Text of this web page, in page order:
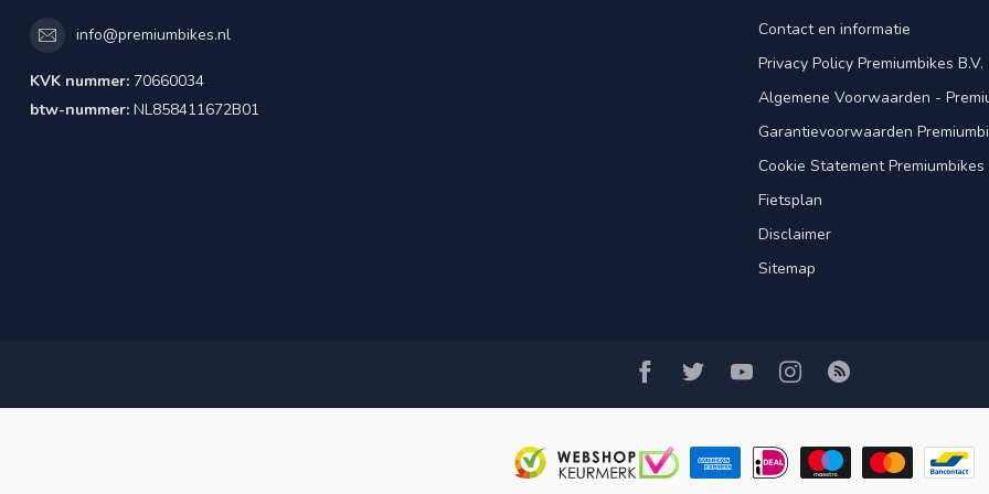
info@premiumbikes.nl
KVK nummer: 70660034
btw-nummer: NL858411672B01
Contact en informatie
Privacy Policy Premiumbikes B.V.
Algemene Voorwaarden -
Garantievoorwaarden
Cookie Statement Premiumbikes
Fietsplan
Disclaimer
Sitemap